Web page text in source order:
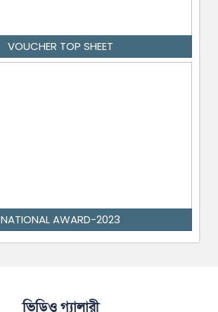
VOUCHER TOP SHEET
NATIONAL AWARD-2023
ভিডিও গ্যালারী